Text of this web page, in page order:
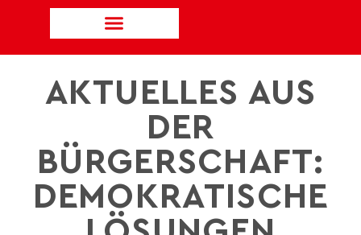
AKTUELLES AUS
DER
BÜRGERSCHAFT:
DEMOKRATISCHE